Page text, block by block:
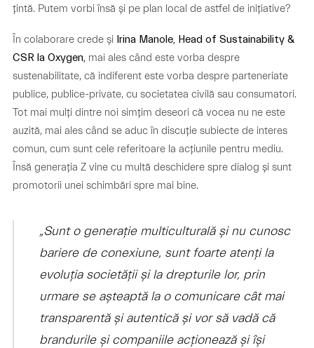
țintă. Putem vorbi însă și pe plan local de astfel de inițiative?
În colaborare crede și Irina Manole, Head of Sustainability &
CSR la Oxygen, mai ales când este vorba despre
sustenabilitate, că indiferent este vorba despre parteneriate
publice, publice-private, cu societatea civilă sau consumatori.
Tot mai mulți dintre noi simțim deseori că vocea nu ne este
auzită, mai ales când se aduc în discuție subiecte de interes
comun, cum sunt cele referitoare la acțiunile pentru mediu.
Însă generația Z vine cu multă deschidere spre dialog și sunt
promotorii unei schimbări spre mai bine.
„Sunt o generație multiculturală și nu cunosc
bariere de conexiune, sunt foarte atenți la
evoluția societății și la drepturile lor, prin
urmare se așteaptă la o comunicare cât mai
transparentă și autentică și vor să vadă că
brandurile și companiile acționează și își